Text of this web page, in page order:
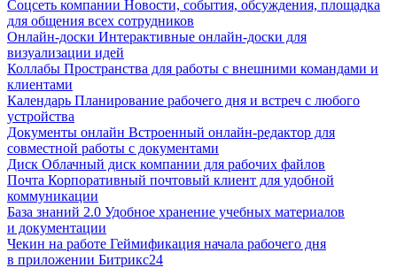
Соцсеть компании Новости, события, обсуждения, площадка
для общения всех сотрудников
Онлайн-доски Интерактивные онлайн-доски для
визуализации идей
Коллабы Пространства для работы с внешними командами и
клиентами
Календарь Планирование рабочего дня и встреч с любого
устройства
Документы онлайн Встроенный онлайн-редактор для
совместной работы с документами
Диск Облачный диск компании для рабочих файлов
Почта Корпоративный почтовый клиент для удобной
коммуникации
База знаний 2.0 Удобное хранение учебных материалов
и документации
Чекин на работе Геймификация начала рабочего дня
в приложении Битрикс24